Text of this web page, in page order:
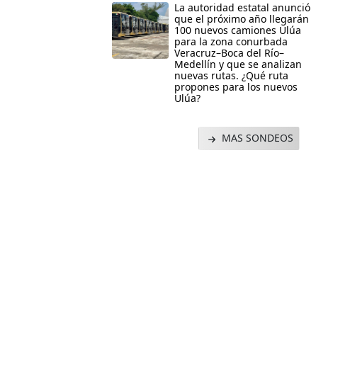
La autoridad estatal anunció
que el próximo año llegarán
100 nuevos camiones Ulúa
para la zona conurbada
Veracruz–Boca del Río–
Medellín y que se analizan
nuevas rutas. ¿Qué ruta
propones para los nuevos
Ulúa?
MAS SONDEOS